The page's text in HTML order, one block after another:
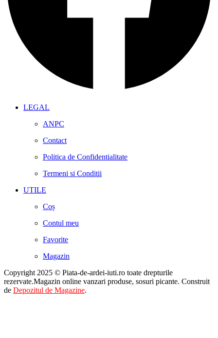
LEGAL
ANPC
Contact
Politica de Confidentialitate
Termeni si Conditii
UTILE
Coș
Contul meu
Favorite
Magazin
Copyright 2025 © Piata-de-ardei-iuti.ro toate drepturile
rezervate.Magazin online vanzari produse, sosuri picante. Construit
de Depozitul de Magazine.